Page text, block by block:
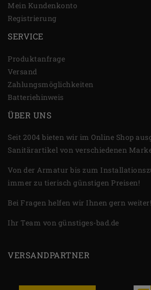
Mein Kundenkonto
Registrierung
SERVICE
Produktanfrage
Versand
Zahlungsmöglichkeiten
Batteriehinweis
ÜBER UNS
Seit 2004 bieten wir im Online Shop
Sanitärartikel von verschiedenen
Von der Armatur bis zum
immer zu tierisch günstigen Preisen!
Bei Fragen helfen wir Ihnen gern weiter!
Ihr Team von günstiges-bad.de
VERSANDPARTNER